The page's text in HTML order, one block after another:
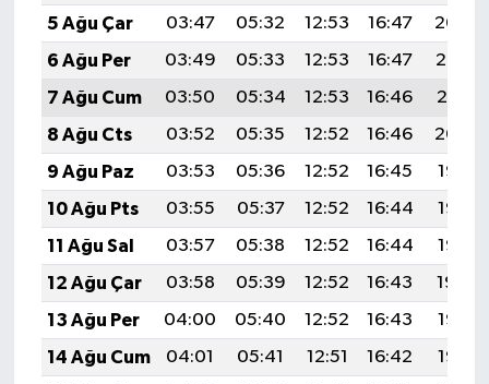
5 Ağu Çar
03:47 05:32 12:53 16:47
20:04
6 Ağu Per
03:49 05:33 12:53 16:47
20:02
7 Ağu Cum
03:50 05:34 12:53 16:46
20:01
8 Ağu Cts
03:52 05:35 12:52 16:46
20:00
9 Ağu Paz
03:53 05:36 12:52 16:45
19:58
10 Ağu Pts
03:55 05:37 12:52 16:44
19:57
11 Ağu Sal
03:57 05:38 12:52 16:44
19:56
12 Ağu Çar
03:58 05:39 12:52 16:43
19:54
13 Ağu Per
04:00 05:40 12:52 16:43
19:53
14 Ağu Cum
04:01 05:41 12:51 16:42
19:52